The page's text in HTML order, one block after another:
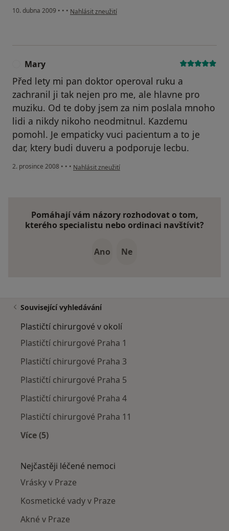
10. dubna 2009 • • • podle názoru uživatele Zdenka
Nahlásit zneužití
Mary
Před lety mi pan doktor operoval ruku a
zachranil ji tak nejen pro me, ale hlavne pro
muziku. Od te doby jsem za nim poslala mnoho
lidi a nikdy nikoho neodmitnul. Kazdemu
pomohl. Je empaticky vuci pacientum a to je
dar, ktery budi duveru a podporuje lecbu.
2. prosince 2008 • • • podle názoru uživatele Mary
Nahlásit zneužití
Pomáhají vám názory rozhodovat o tom,
kterého specialistu nebo ordinaci navštívit?
Ano Ne
Související vyhledávání
Plastičtí chirurgové v okolí
Plastičtí chirurgové Praha 1
Plastičtí chirurgové Praha 3
Plastičtí chirurgové Praha 5
Plastičtí chirurgové Praha 4
Plastičtí chirurgové Praha 11
Více (5)
Nejčastěji léčené nemoci
Vrásky v Praze
Kosmetické vady v Praze
Akné v Praze